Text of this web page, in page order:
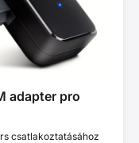
adapter pro
csatlakoztatásához